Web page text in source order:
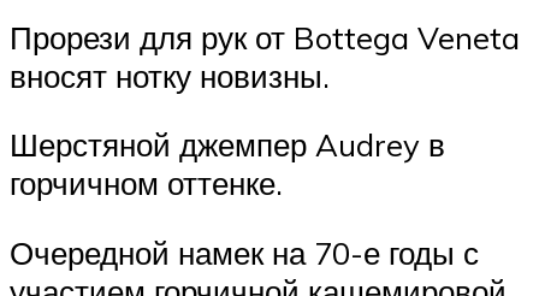
Прорези для рук от Bottega Veneta
вносят нотку новизны.
Шерстяной джемпер Audrey в
горчичном оттенке.
Очередной намек на 70-е годы с